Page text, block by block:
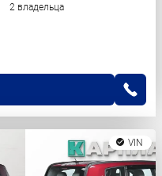
2 владельца
VIN